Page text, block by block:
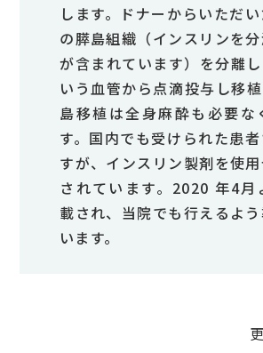
します。ドナーからいただ
の膵島組織（インスリンを
が含まれています）を分離
いう血管から点滴投与し移
島移植は全身麻酔も必要な
す。国内でも受けられた患
すが、インスリン製剤を使
されています。2020 年4月
載され、当院でも行えるよ
います。